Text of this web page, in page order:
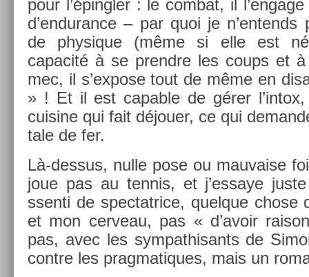
pour l’épingl­er : le com­bat, il
d’en­duran­ce – par quoi je n’en­tends
de physique (même si elle est
capacité à se pre­ndre les coups et
mec, il s’ex­pose tout de même en
» ! Et il est cap­able de gérer
cuisine qui fait déjouer, ce qui
tale de fer.
Là-dessus, nulle pose ou mauva­ise
joue pas au ten­nis, et j’es­saye
ssen­ti de spec­tatrice, quel­que chose
et mon cer­veau, pas « d’avoir
pas, avec les sym­pat­hisants de
con­tre les prag­matiques, mais un